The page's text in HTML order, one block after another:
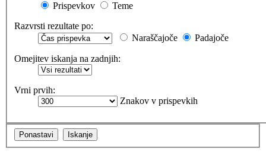
Prispevkov
Teme
Razvrsti rezultate po:
Naraščajoče
Padajoče
Omejitev iskanja na zadnjih:
Vrni prvih:
Znakov v prispevkih